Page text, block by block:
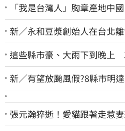
「我是台灣人」胸章產地中
新／永和豆漿創始人在台北
這些縣市豪、大雨下到晚上
新／有望放颱風假?8縣市明
張元瀚猝逝！愛貓跟著走惹